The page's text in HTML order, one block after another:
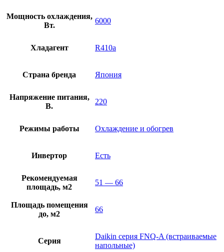
Мощность охлаждения,
Вт.
6000
Хладагент R410a
Страна бренда Япония
Напряжение питания,
В.
220
Режимы работы Охлаждение и обогрев
Инвертор Есть
Рекомендуемая
площадь, м2
51 — 66
Площадь помещения
до, м2
66
Серия
Daikin серия FNQ-A (встраиваемые
напольные)